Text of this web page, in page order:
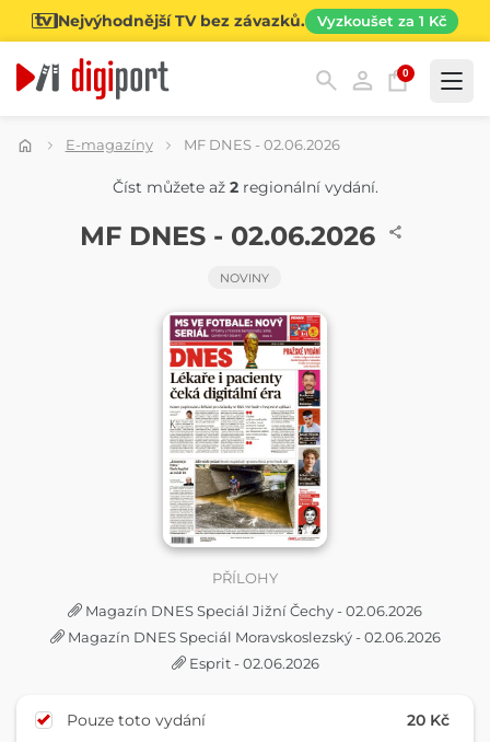
Nejvýhodnější TV bez závazků. Vyzkoušet za 1 Kč
0
Kategorie
E-magazíny MF DNES - 02.06.2026
PŘÍLOHY
Magazín DNES Speciál Jižní Čechy - 02.06.2026
Magazín DNES Speciál Moravskoslezský - 02.06.2026
Esprit - 02.06.2026
MF DNES - 02.06.2026
NOVINY
Číst můžete až 2regionální vydání.
Pouze toto vydání 20 Kč